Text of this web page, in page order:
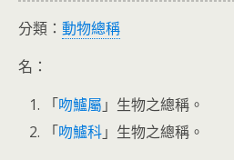
分類： 動物總稱
名：
「吻鱸屬 」生物之總稱。
「吻鱸科」生物之總稱。